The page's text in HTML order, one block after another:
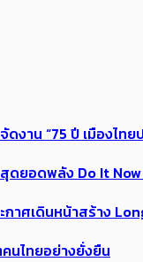
ดงาน “75 ปี เมืองไท
ดยอดพลัง Do It
าศเดินหน้าสร้าง
นไทยอย่างยั่งยืน